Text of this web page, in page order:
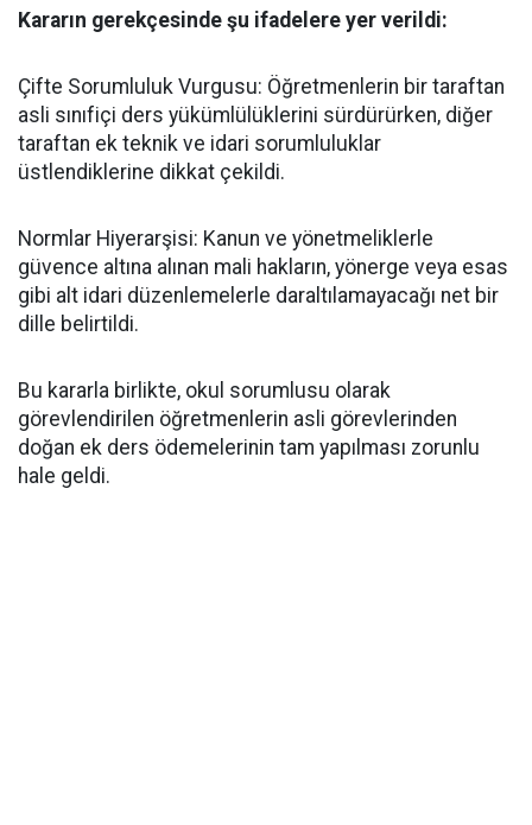
​Kararın gerekçesinde şu ifadelere yer verildi:
​Çifte Sorumluluk Vurgusu: Öğretmenlerin bir taraftan
asli sınıfiçi ders yükümlülüklerini sürdürürken, diğer
taraftan ek teknik ve idari sorumluluklar
üstlendiklerine dikkat çekildi.
​Normlar Hiyerarşisi: Kanun ve yönetmeliklerle
güvence altına alınan mali hakların, yönerge veya esas
gibi alt idari düzenlemelerle daraltılamayacağı net bir
dille belirtildi.
​Bu kararla birlikte, okul sorumlusu olarak
görevlendirilen öğretmenlerin asli görevlerinden
doğan ek ders ödemelerinin tam yapılması zorunlu
hale geldi.